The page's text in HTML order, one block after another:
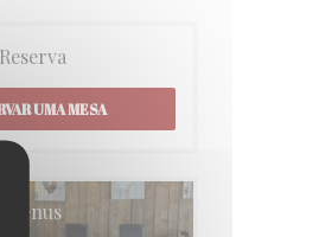
Reserva
UMA MESA
Menus